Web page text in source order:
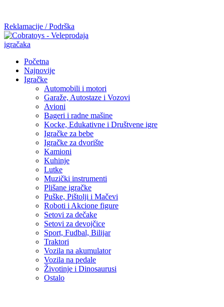
Reklamacije / Podrška
Početna
Najnovije
Igračke
Automobili i motori
Garaže, Autostaze i Vozovi
Avioni
Bageri i radne mašine
Kocke, Edukativne i Društvene igre
Igračke za bebe
Igračke za dvorište
Kamioni
Kuhinje
Lutke
Muzički instrumenti
Plišane igračke
Puške, Pištolji i Mačevi
Roboti i Akcione figure
Setovi za dečake
Setovi za devojčice
Sport, Fudbal, Bilijar
Traktori
Vozila na akumulator
Vozila na pedale
Životinje i Dinosaurusi
Ostalo